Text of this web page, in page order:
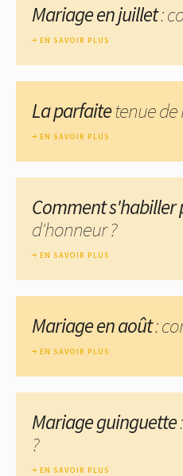
Mariage en juillet:
EN SAVOIR PLUS
La parfaitetenue
EN SAVOIR PLUS
Comment s'habiller
d'honneur ?
EN SAVOIR PLUS
Mariage en août:
EN SAVOIR PLUS
Mariage guinguette
?
EN SAVOIR PLUS